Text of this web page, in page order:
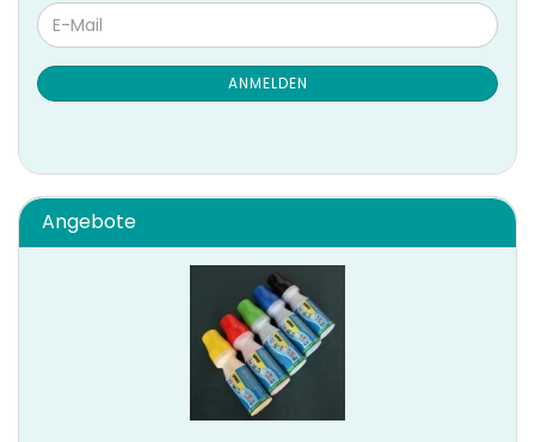
WEITER
ZUR
NEWSLETTER-
ANMELDUNG
E-
Mail
ANMELDEN
Angebote